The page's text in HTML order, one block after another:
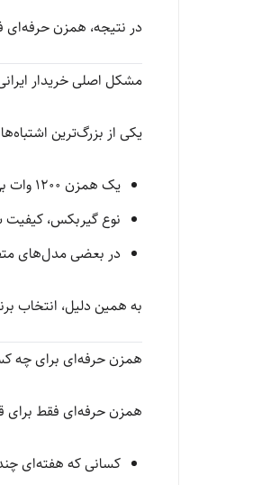
در نتیجه، همزن حرفه‌ای
مشکل اصلی خریدار
یکی از بزرگ‌ترین
یک همزن ۱۲۰۰ وات بی‌کیفیت می‌تواند عملکردی ضعیف‌تر از یک همزن ۶۰۰ وات برند معتبر داشته باشد
نوع گیربکس، کیفیت
در بعضی مدل‌های
به همین دلیل، انتخاب
همزن حرفه‌ای برای چه
همزن حرفه‌ای فقط برای
کسانی که هفته‌ای